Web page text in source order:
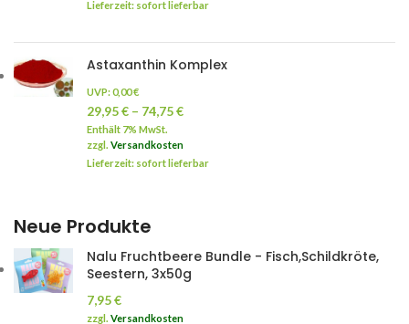
Lieferzeit: sofort lieferbar
Astaxanthin Komplex
UVP:0,00€
29,95€ – 74,75€
Enthält 7% MwSt.
zzgl. Versandkosten
Lieferzeit: sofort lieferbar
Neue Produkte
Nalu Fruchtbeere Bundle - Fisch,Schildkröte,
Seestern, 3x50g
7,95€
zzgl. Versandkosten